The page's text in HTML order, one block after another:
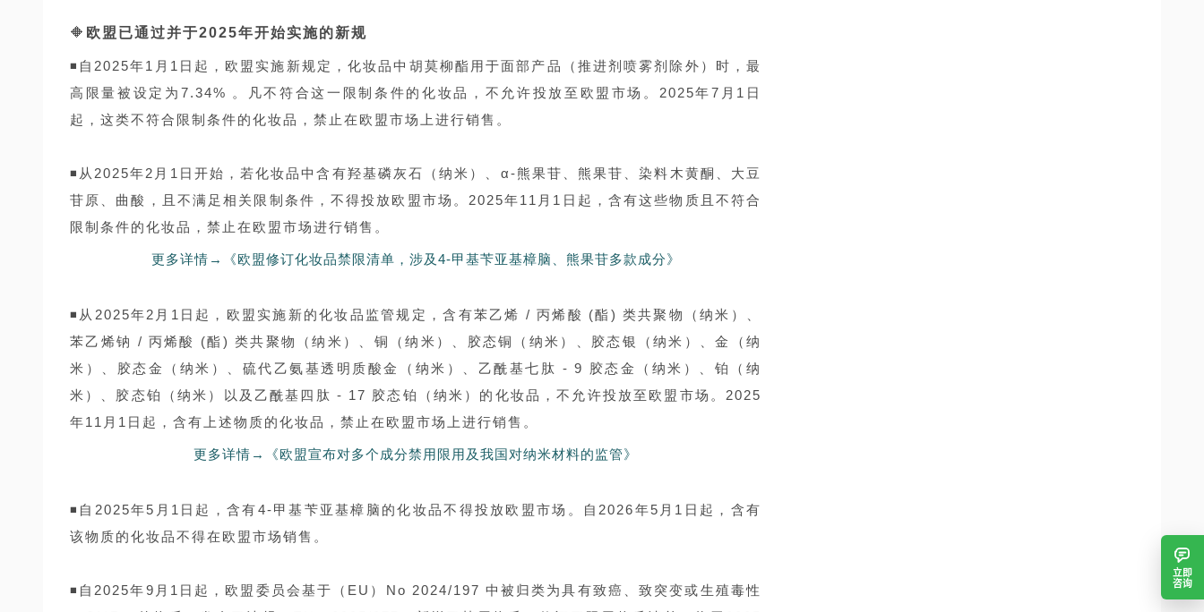
🔶 欧盟已通过并于2025年开始实施的新规
◾自2025年1月1日起，欧盟实施新规定，化妆品中胡莫柳酯用于面部产品（推进剂喷雾剂除外）时，最
高限量被设定为7.34% 。凡不符合这一限制条件的化妆品，不允许投放至欧盟市场。2025年7月1日
起，这类不符合限制条件的化妆品，禁止在欧盟市场上进行销售。
◾从2025年2月1日开始，若化妆品中含有羟基磷灰石（纳米）、α-熊果苷、熊果苷、染料木黄酮、大豆
苷原、曲酸，且不满足相关限制条件，不得投放欧盟市场。2025年11月1日起，含有这些物质且不符合
限制条件的化妆品，禁止在欧盟市场进行销售。
更多详情→《欧盟修订化妆品禁限清单，涉及4-甲基苄亚基樟脑、熊果苷多款成分》
◾从2025年2月1日起，欧盟实施新的化妆品监管规定，含有苯乙烯 / 丙烯酸 (酯) 类共聚物（纳米）、
苯乙烯钠 / 丙烯酸 (酯) 类共聚物（纳米）、铜（纳米）、胶态铜（纳米）、胶态银（纳米）、金（纳
米）、胶态金（纳米）、硫代乙氨基透明质酸金（纳米）、乙酰基七肽 - 9 胶态金（纳米）、铂（纳
米）、胶态铂（纳米）以及乙酰基四肽 - 17 胶态铂（纳米）的化妆品，不允许投放至欧盟市场。2025
年11月1日起，含有上述物质的化妆品，禁止在欧盟市场上进行销售。
更多详情→《欧盟宣布对多个成分禁用限用及我国对纳米材料的监管》
◾自2025年5月1日起，含有4-甲基苄亚基樟脑的化妆品不得投放欧盟市场。自2026年5月1日起，含有
该物质的化妆品不得在欧盟市场销售。
◾自2025年9月1日起，欧盟委员会基于（EU）No 2024/197 中被归类为具有致癌、致突变或生殖毒性
立即
咨询